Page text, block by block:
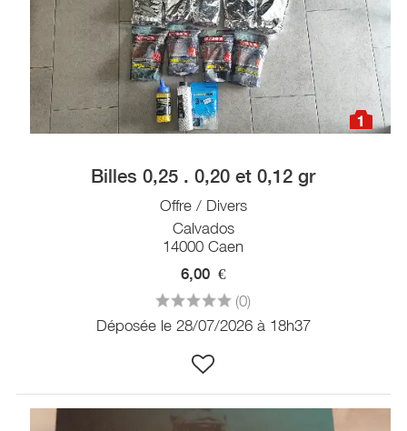
1
Billes 0,25 . 0,20 et 0,12 gr
Offre / Divers
Calvados
14000 Caen
6,00 €
(0)
Déposée le 28/07/2026 à 18h37